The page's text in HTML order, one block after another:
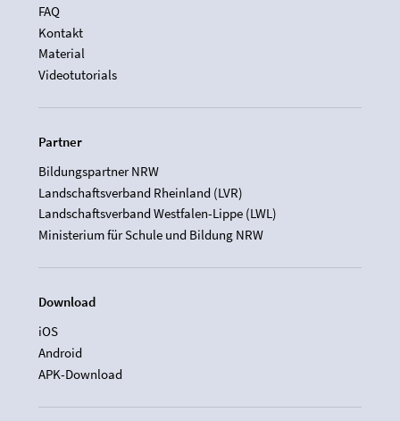
FAQ
Kontakt
Material
Videotutorials
Partner
Bildungspartner NRW
Landschaftsverband Rheinland (LVR)
Landschaftsverband Westfalen-Lippe (LWL)
Ministerium für Schule und Bildung NRW
Download
iOS
Android
APK-Download